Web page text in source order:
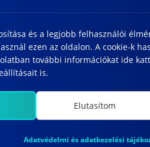
és a legjobb felhasználói
ezen az oldalon. A cookie-k
további információkat ide
is.
Elutasítom
Adatvédelmi és adatkezelési